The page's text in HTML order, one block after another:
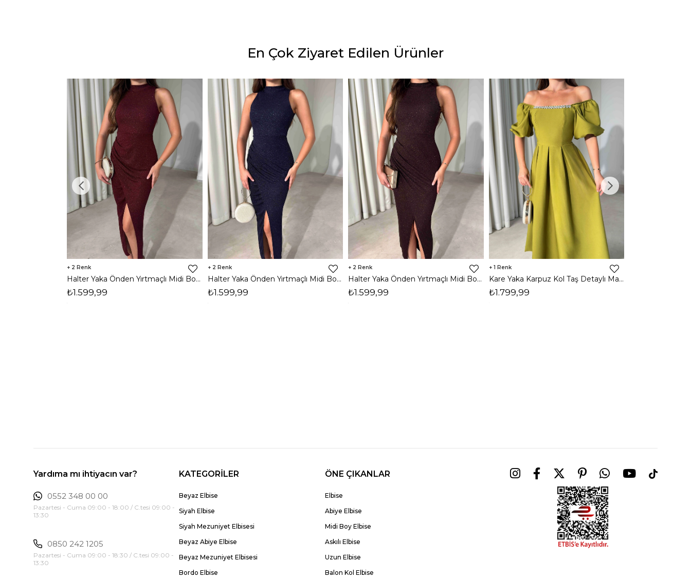
En Çok Ziyaret Edilen Ürünler
2
Halter Yaka Önden Yırtmaçlı Midi Boy Bordo Hasre Kadın Elbise 26Y502
₺1.599,99
2
Halter Yaka Önden Yırtmaçlı Midi Boy Lacivert Hasre Kadın Elbise 26Y502
₺1.599,99
2
Halter Yaka Önden Yırtmaçlı Midi Boy Kahverengi Hasre Kadın Elbise 26Y502
₺1.599,99
1
Kare Yaka Karpuz Kol Taş Detaylı Maxi Yağ Yeşili Civo Kadın Elbise 206Y501
₺1.799,99
Yardıma mı ihtiyacın var?
0552 348 00 00
Pazartesi - Cuma 09:00 - 18:00 / C.tesi 09:00 -
13:30
0850 242 1205
Pazartesi - Cuma 09:00 - 18:30 / C.tesi 09:00 -
13:30
KATEGORİLER
Beyaz Elbise
Siyah Elbise
Siyah Mezuniyet Elbisesi
Beyaz Abiye Elbise
Beyaz Mezuniyet Elbisesi
Bordo Elbise
ÖNE ÇIKANLAR
Elbise
Abiye Elbise
Midi Boy Elbise
Askılı Elbise
Uzun Elbise
Balon Kol Elbise